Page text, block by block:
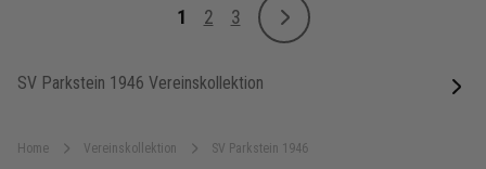
Home Vereinskollektion SV Parkstein 1946
Sie lesen gerade Seite
1
Seite
2
Seite
3
Weiter
SV Parkstein 1946 Vereinskollektion